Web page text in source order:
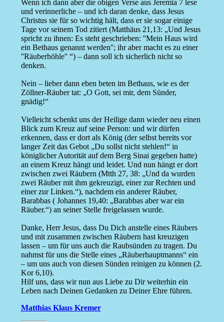
Wenn ich dann aber die obigen Verse aus Jeremia 7 lese
und verinnerliche – und ich daran denke, dass Jesus
Christus sie für so wichtig hält, dass er sie sogar einige
Tage vor seinem Tod zitiert (Matthäus 21,13: „Und Jesus
spricht zu ihnen: Es steht geschrieben: ''Mein Haus wird
ein Bethaus genannt werden''; ihr aber macht es zu einer
''Räuberhöhle'' “) – dann soll ich sicherlich nicht so
denken.
Nein – lieber dann eben beten im Bethaus, wie es der
Zöllner-Räuber tat: „O Gott, sei mir, dem Sünder,
gnädig!“
Vielleicht schenkt uns der Heilige dann wieder neu einen
Blick zum Kreuz auf seine Person: und wir dürfen
erkennen, dass er dort als König (der selbst bereits vor
langer Zeit das Gebot „Du sollst nicht stehlen!“ in
königlicher Autorität auf dem Berg Sinai gegeben hatte)
an einem Kreuz hängt und leidet. Und nun hängt er dort
zwischen zwei Räubern (Mtth 27, 38: „Und da wurden
zwei Räuber mit ihm gekreuzigt, einer zur Rechten und
einer zur Linken.“), nachdem ein anderer Räuber,
Barabbas ( Johannes 19,40: „Barabbas aber war ein
Räuber.“) an seiner Stelle freigelassen wurde.
Danke, Herr Jesus, dass Du Dich anstelle eines Räubers
und mit zusammen zwischen Räubern hast kreuzigen
lassen – um für uns auch die Raubsünden zu tragen. Du
nahmst für uns die Stelle eines „Räuberhauptmanns“ ein
– um uns auch von diesen Sünden reinigen zu können (2.
Kor 6,10).
Hilf uns, dass wir nun aus Liebe zu Dir weiterhin ein
Leben nach Deinen Gedanken zu Deiner Ehre führen.
Matthias Klaus Kremer